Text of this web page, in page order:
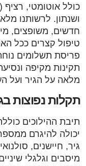
ושנתון. לרשותנו
חדשים, משופצים,
טיפול קצרים ככל
פריסת תשלומים
תקינות מקיפה
מלאה על הגיר ועל
תקלות נפוצות
תיבת ההילוכים
יכולה להיגרם
גיר, חיישנים,
מיסבים וגלגלי